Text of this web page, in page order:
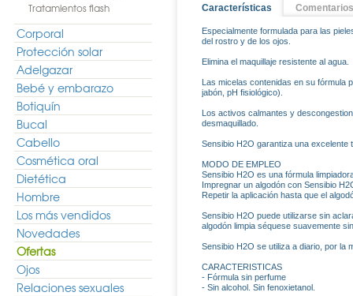
Tratamientos flash
Corporal
Protección solar
Adelgazar
Bebé y embarazo
Botiquín
Bucal
Cabello
Cosmética oral
Dietética
Hombre
Los más vendidos
Novedades
Ofertas
Ojos
Relaciones sexuales
Características Comentarios
Especialmente formulada para las
del rostro y de los ojos.
Elimina el maquillaje resistente al agua.
Las micelas contenidas en su fórmula
jabón, pH fisiológico).
Los activos calmantes y
desmaquillado.
Sensibio H2O garantiza una excelente
MODO DE EMPLEO
Sensibio H2O es una fórmula
Impregnar un algodón con Sensibio
Repetir la aplicación hasta que el
Sensibio H2O puede utilizarse sin
algodón limpia séquese suavemente
Sensibio H2O se utiliza a diario, por la
CARACTERISTICAS
- Fórmula sin perfume
- Sin alcohol. Sin fenoxietanol.